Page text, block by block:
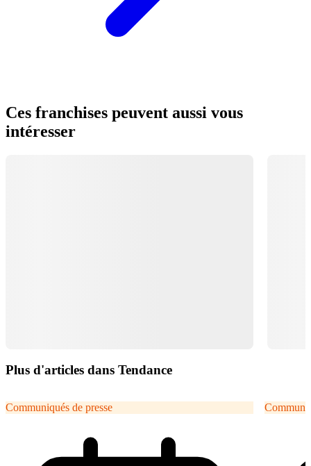
Ces franchises peuvent aussi vous
intéresser
Plus d'articles dans Tendance
Communiqués de presse